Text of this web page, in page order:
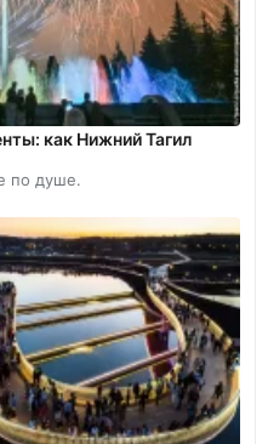
как Нижний Тагил
по душе.